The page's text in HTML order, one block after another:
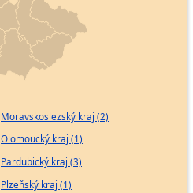
Moravskoslezský kraj (2)
Olomoucký kraj (1)
Pardubický kraj (3)
Plzeňský kraj (1)